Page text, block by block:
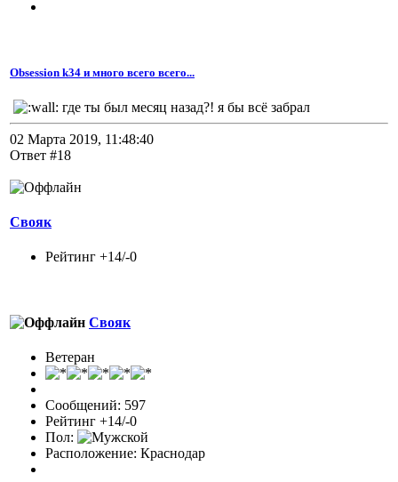
Obsession k34 и много всего всего...
где ты был месяц назад?! я бы всё забрал
02 Марта 2019, 11:48:40
Ответ #18
Свояк
Рейтинг +14/-0
Свояк
Ветеран
Сообщений: 597
Рейтинг +14/-0
Пол:
Расположение: Краснодар